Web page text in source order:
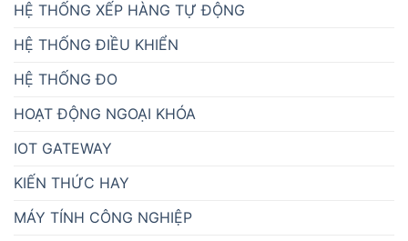
HỆ THỐNG XẾP HÀNG TỰ ĐỘNG
HỆ THỐNG ĐIỀU KHIỂN
HỆ THỐNG ĐO
HOẠT ĐỘNG NGOẠI KHÓA
IOT GATEWAY
KIẾN THỨC HAY
MÁY TÍNH CÔNG NGHIỆP